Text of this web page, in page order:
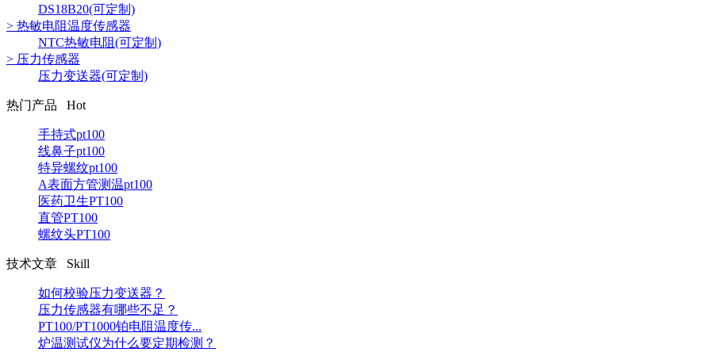
DS18B20(可定制)
> 热敏电阻温度传感器
NTC热敏电阻(可定制)
> 压力传感器
压力变送器(可定制)
热门产品 Hot
手持式pt100
线鼻子pt100
特异螺纹pt100
A表面方管测温pt100
医药卫生PT100
直管PT100
螺纹头PT100
技术文章 Skill
如何校验压力变送器？
压力传感器有哪些不足？
PT100/PT1000铂电阻温度传...
炉温测试仪为什么要定期检测？